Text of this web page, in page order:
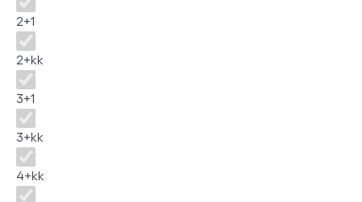
2+1
2+kk
3+1
3+kk
4+kk